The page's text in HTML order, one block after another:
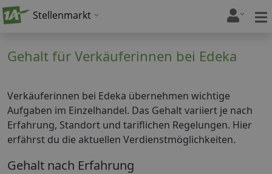
Stellenmarkt
Gehalt für Verkäuferinnen bei Edeka
Verkäuferinnen bei Edeka übernehmen wichtige
Aufgaben im Einzelhandel. Das Gehalt variiert je nach
Erfahrung, Standort und tariflichen Regelungen. Hier
erfährst du die aktuellen Verdienstmöglichkeiten.
Gehalt nach Erfahrung